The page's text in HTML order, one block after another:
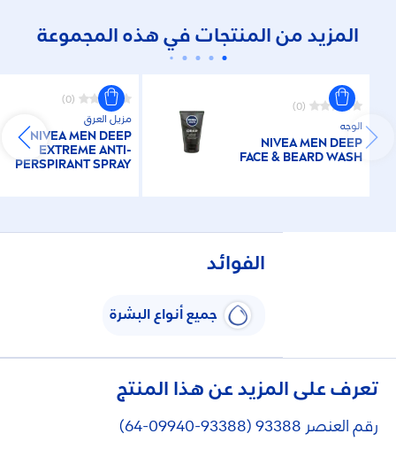
المزيد من المنتجات في هذه المجموعة
(0)
الوجه
NIVEA MEN DEEP
FACE & BEARD WASH
(0)
مزيل العرق
NIVEA MEN DEEP
EXTREME ANTI-
PERSPIRANT SPRAY
الفوائد
جميع أنواع البشرة
تعرف على المزيد عن هذا المنتج
رقم العنصر 93388 (93388-09940-64)